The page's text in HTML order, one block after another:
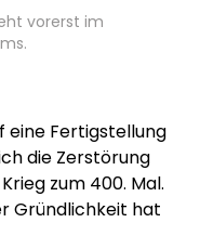
vorerst im
eine Fertigstellung
die Zerstörung
zum 400. Mal.
Gründlichkeit hat